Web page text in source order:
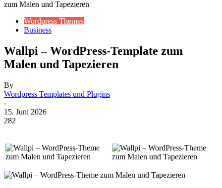
zum Malen und Tapezieren
Wordpress Themes
Business
Wallpi – WordPress-Template zum
Malen und Tapezieren
By
Wordpress Templates und Plugins
-
15. Juni 2026
282